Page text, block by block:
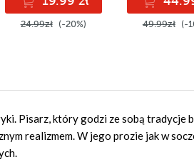
24.99zł (-20%) 49.99zł (-
Pisarz, który godzi ze sobą tradycje
realizmem. W jego prozie jak w